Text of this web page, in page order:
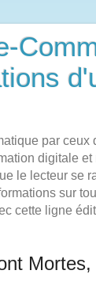
par ceux
digitale
le lecteur se
sur
cette ligne